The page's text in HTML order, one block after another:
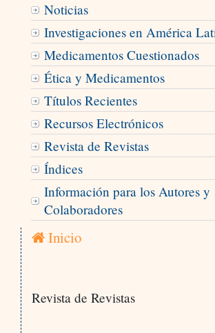
Noticias
Investigaciones en América
Medicamentos Cuestionados
Ética y Medicamentos
Títulos Recientes
Recursos Electrónicos
Revista de Revistas
Índices
Información para los Autores y
Colaboradores
Inicio
Revista de Revistas